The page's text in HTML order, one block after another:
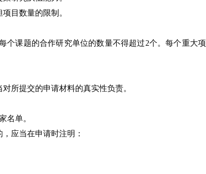
目数量的限制。
个课题的合作研究单位的数量不得超过2个。每个重大项
所提交的申请材料的真实性负责。
名单。
应当在申请时注明：